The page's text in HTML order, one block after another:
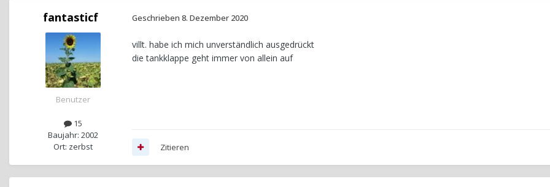
fantasticf
Benutzer
15
Baujahr: 2002
Ort: zerbst
Geschrieben 8. Dezember 2020
villt. habe ich mich unverständlich ausgedrückt
die tankklappe geht immer von allein auf
Zitieren